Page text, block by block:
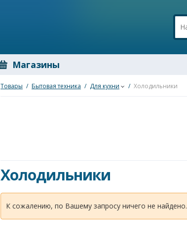
Магазины
Товары / Бытовая техника / Для кухни / Холодильники
Холодильники
К сожалению, по Вашему запросу ничего не найдено.